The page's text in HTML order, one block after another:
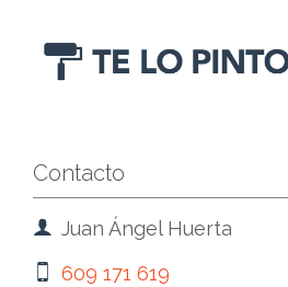
Contacto
 Juan Ángel Huerta
 609 171 619